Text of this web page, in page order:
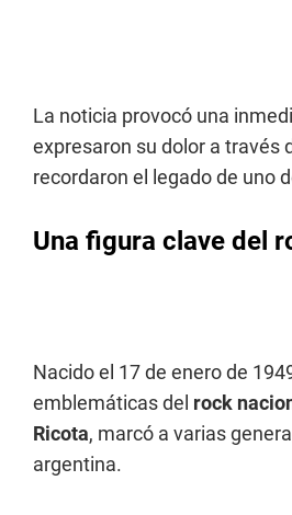
La noticia provocó una
expresaron su dolor a través
recordaron el legado de uno
Una figura clave del
Nacido el 17 de enero de
emblemáticas del rock
Ricota, marcó a varias
argentina.